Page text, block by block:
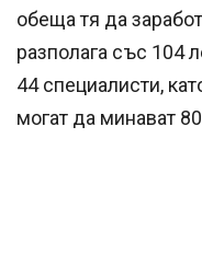
обеща тя да
разполага със 104
44 специалисти,
могат да минават